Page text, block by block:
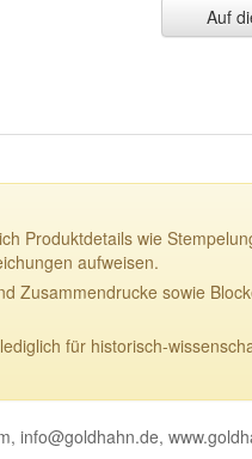
Auf
Produktdetails wie
aufweisen.
Zusammendrucke sowie
für historisch-
info@goldhahn.de,